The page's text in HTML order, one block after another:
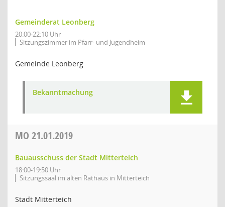
Gemeinderat Leonberg
20:00-22:10 Uhr
Sitzungszimmer im Pfarr- und Jugendheim
Gemeinde Leonberg
Bekanntmachung
MO 21.01.2019
Bauausschuss der Stadt Mitterteich
18:00-19:50 Uhr
Sitzungssaal im alten Rathaus in Mitterteich
Stadt Mitterteich